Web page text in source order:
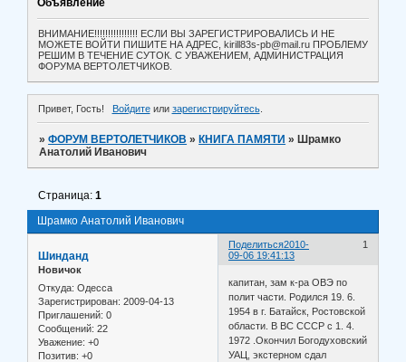
Объявление
ВНИМАНИЕ!!!!!!!!!!!!!!!! ЕСЛИ ВЫ ЗАРЕГИСТРИРОВАЛИСЬ И НЕ
МОЖЕТЕ ВОЙТИ ПИШИТЕ НА АДРЕС, kirill83s-pb@mail.ru ПРОБЛЕМУ
РЕШИМ В ТЕЧЕНИЕ СУТОК. С УВАЖЕНИЕМ, АДМИНИСТРАЦИЯ
ФОРУМА ВЕРТОЛЕТЧИКОВ.
Привет, Гость! Войдитеили зарегистрируйтесь.
»ФОРУМ ВЕРТОЛЕТЧИКОВ » КНИГА ПАМЯТИ » Шрамко
Анатолий Иванович
Шрамко Анатолий Иванович
Страница:1
Поделиться 1
2010-
09-06 19:41:13
Шинданд
Новичок
Откуда: Одесса
Зарегистрирован: 2009-04-13
Приглашений: 0
Сообщений: 22
Уважение: +0
Позитив: +0
капитан, зам к-ра ОВЭ по
полит части. Родился 19. 6.
1954 в г. Батайск, Ростовской
области. В ВС СССР с 1. 4.
1972 .Окончил Богодуховский
УАЦ, экстерном сдал